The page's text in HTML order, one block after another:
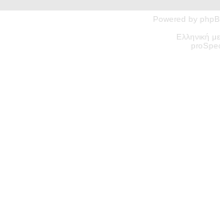
Powered by
Ελληνική
pro